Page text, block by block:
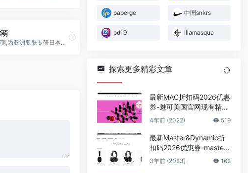
雅萌,为亚洲肌肤专研日本上市美容仪品牌，创立于1978年，研发美容仪40多年，拥有多项知识产权
paperge 中国snkrs
pd19 Illamasqua
探索更多精彩文章
最新MAC折扣码2026优惠
券-魅可美国官网现有精选
唇膏限时买1送1促销
4年前 (2022) 519
最新Master&Dynamic折
扣码2026优惠券-masterd
ynamic美国官网精选耳机
3年前 (2023) 162